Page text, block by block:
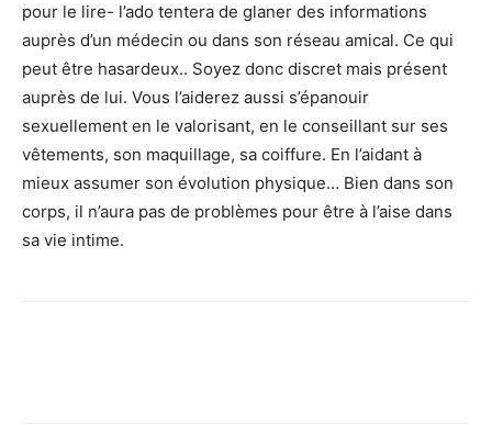
pour le lire- l’ado tentera de glaner des informations
auprès d’un médecin ou dans son réseau amical. Ce qui
peut être hasardeux.. Soyez donc discret mais présent
auprès de lui. Vous l’aiderez aussi s’épanouir
sexuellement en le valorisant, en le conseillant sur ses
vêtements, son maquillage, sa coiffure. En l’aidant à
mieux assumer son évolution physique… Bien dans son
corps, il n’aura pas de problèmes pour être à l’aise dans
sa vie intime.